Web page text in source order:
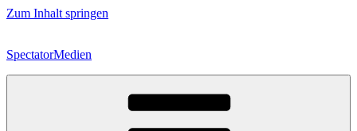
Zum Inhalt springen
SpectatorMedien